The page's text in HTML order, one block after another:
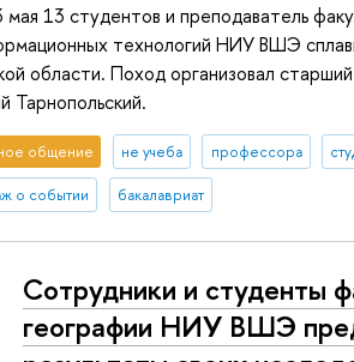
13 студентов и преподаватель
технологий НИУ ВШЭ
области. Поход организовал
Тарнопольский.
общение не учеба профессора
о событии бакалавриат
Сотрудники и студенты
географии НИУ ВШЭ